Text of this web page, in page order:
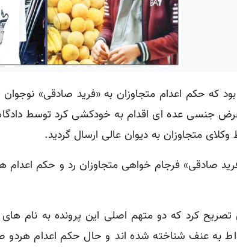
جنسی عده ای اقدام به خودکشی کرد توسط
متجاوزان به دیوان عالی ارسال گردید.
صادقی» فرجام خواهی متجاوزان رد و حکم اعدام
تصریح کرد که دو متهم اصلی این پرونده به نام
به عنف شناخته شده اند و حال حکم اعدام هردو